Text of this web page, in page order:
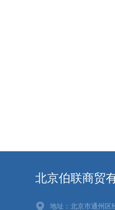
北京伯联商贸
地址：北京市通州区